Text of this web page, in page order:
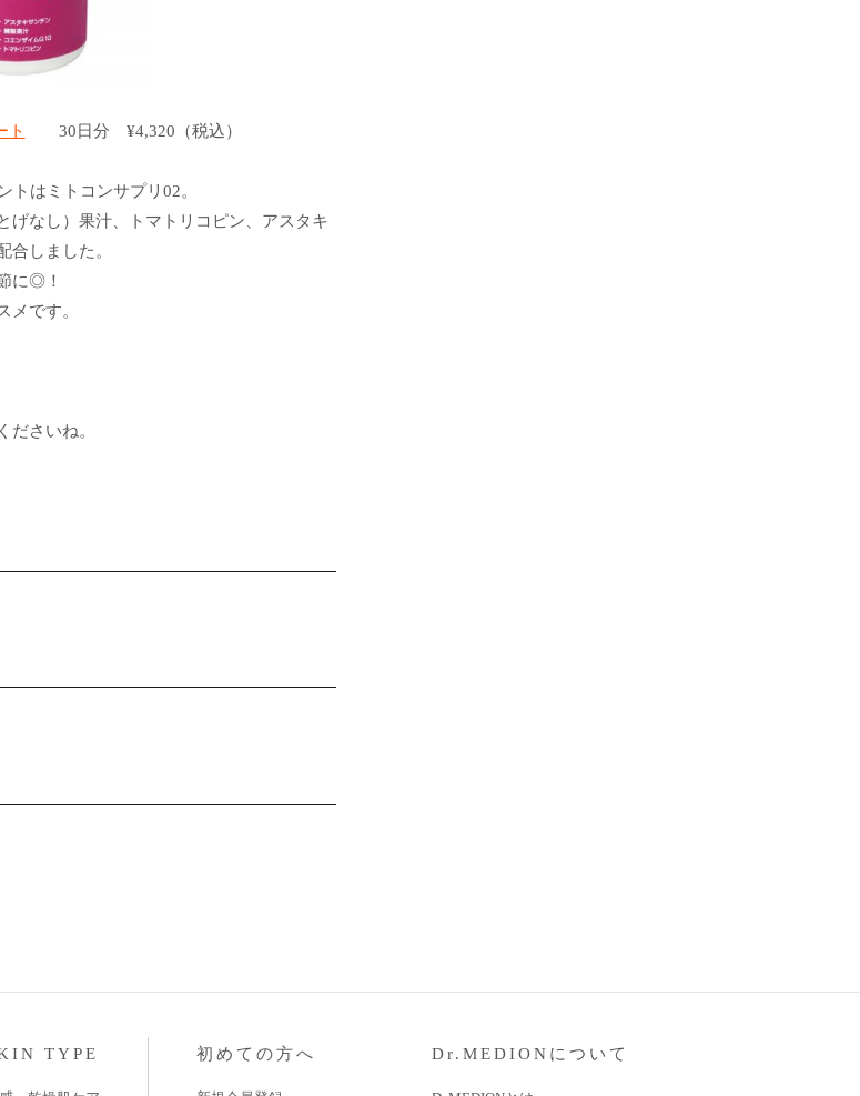
ト 30日分 ¥4,320（税込）
トはミトコンサプリ02。
げなし）果汁、トマトリコピン、アスタキ
合しました。
に◎！
メです。
ださいね。
TYPE 初めての方へ Dr.MEDIONについて